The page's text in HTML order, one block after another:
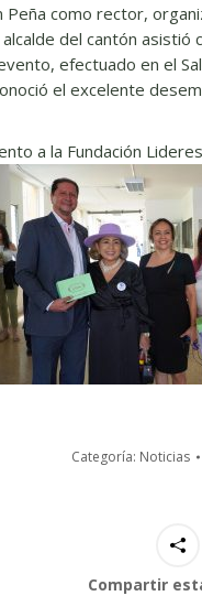
Peña como rector,
del cantón
efectuado en el
el excelente
a la Fundación
Categoría: Noticias
Compartir